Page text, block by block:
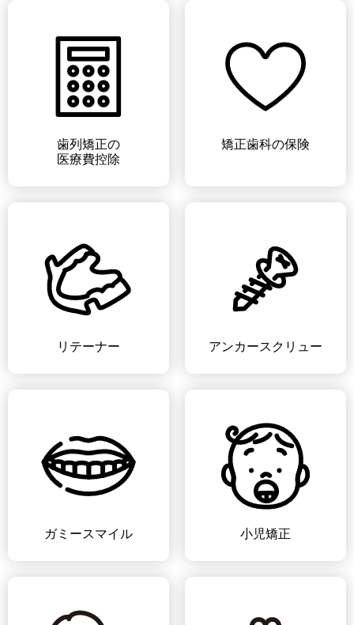
歯列矯正の
医療費控除
矯正歯科の保険
リテーナー アンカースクリュー
ガミースマイル 小児矯正